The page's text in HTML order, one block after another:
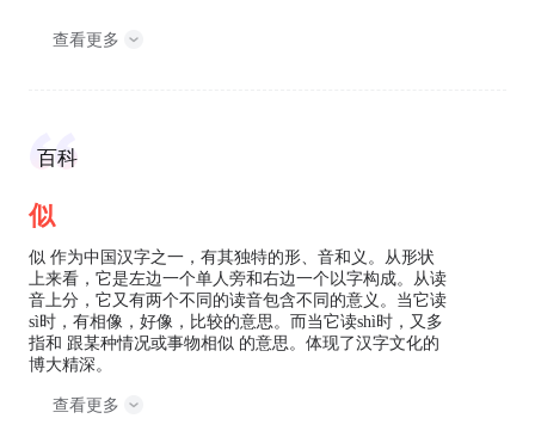
查看更多
百科
似
似 作为中国汉字之一，有其独特的形、音和义。从形状
上来看，它是左边一个单人旁和右边一个以字构成。从读
音上分，它又有两个不同的读音包含不同的意义。当它读
sì时，有相像，好像，比较的意思。而当它读shì时，又多
指和 跟某种情况或事物相似 的意思。体现了汉字文化的
博大精深。
查看更多